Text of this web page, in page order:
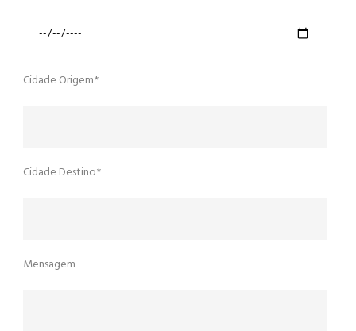
Cidade Origem*
Cidade Destino*
Mensagem